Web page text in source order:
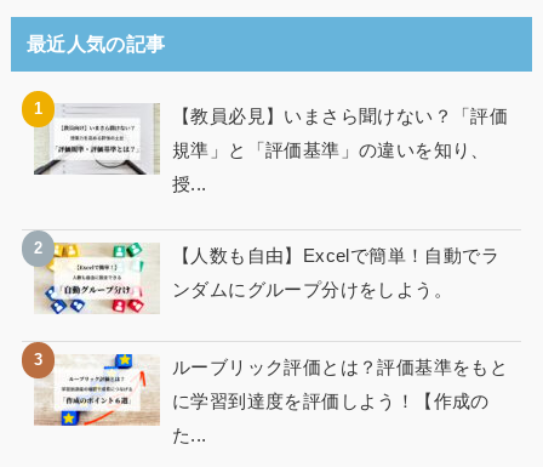
最近人気の記事
【教員必見】いまさら聞けない？「評価
規準」と「評価基準」の違いを知り、
授...
【人数も自由】Excelで簡単！自動でラ
ンダムにグループ分けをしよう。
ルーブリック評価とは？評価基準をもと
に学習到達度を評価しよう！【作成の
た...